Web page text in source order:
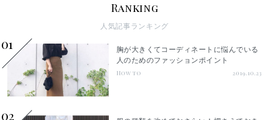
Ranking
人気記事ランキング
01
胸が大きくてコーディネートに悩んでいる
人のためのファッションポイント
How to 2019.10.23
02